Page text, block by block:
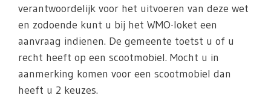
verantwoordelijk voor het uitvoeren van deze wet
en zodoende kunt u bij het WMO-loket een
aanvraag indienen. De gemeente toetst u of u
recht heeft op een scootmobiel. Mocht u in
aanmerking komen voor een scootmobiel dan
heeft u 2 keuzes.